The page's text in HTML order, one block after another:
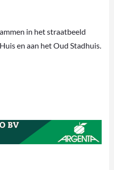
in het straatbeeld
en aan het Oud Stadhuis.